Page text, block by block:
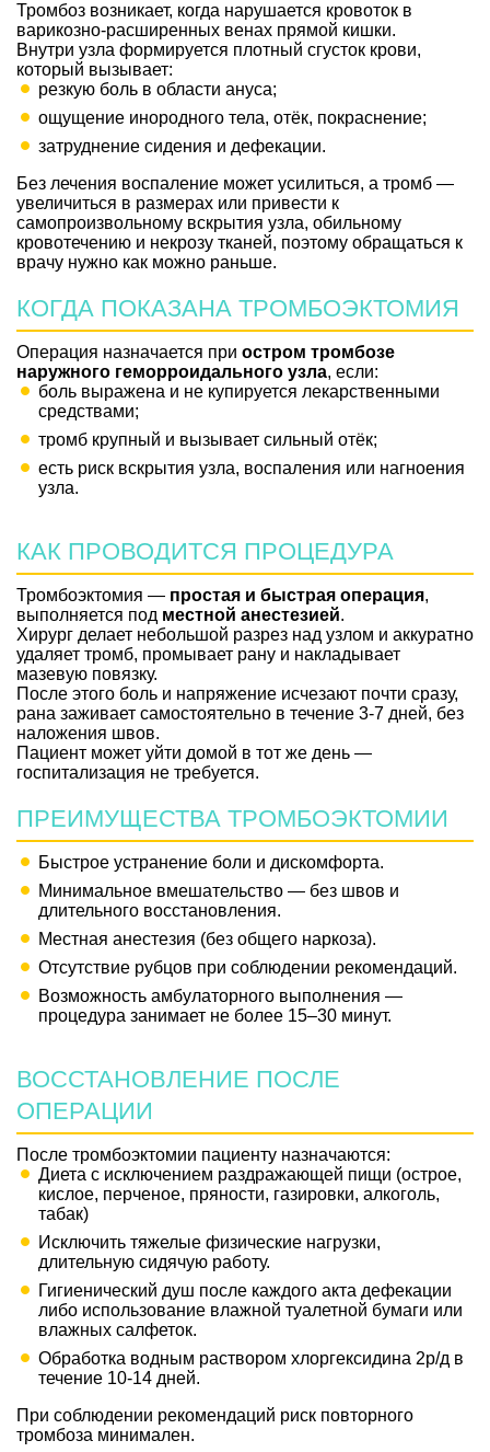
Тромбоз возникает, когда нарушается кровоток в
варикозно-расширенных венах прямой кишки.
Внутри узла формируется плотный сгусток крови,
который вызывает:
резкую боль в области ануса;
ощущение инородного тела, отёк, покраснение;
затруднение сидения и дефекации.
Без лечения воспаление может усилиться, а тромб —
увеличиться в размерах или привести к
самопроизвольному вскрытия узла, обильному
кровотечению и некрозу тканей, поэтому обращаться к
врачу нужно как можно раньше.
КОГДА ПОКАЗАНА ТРОМБОЭКТОМИЯ
Операция назначается при остром тромбозе
наружного геморроидального узла, если:
боль выражена и не купируется лекарственными
средствами;
тромб крупный и вызывает сильный отёк;
есть риск вскрытия узла, воспаления или нагноения
узла.
КАК ПРОВОДИТСЯ ПРОЦЕДУРА
Тромбоэктомия — простая и быстрая операция,
выполняется под местной анестезией.
Хирург делает небольшой разрез над узлом и аккуратно
удаляет тромб, промывает рану и накладывает
мазевую повязку.
После этого боль и напряжение исчезают почти сразу,
рана заживает самостоятельно в течение 3-7 дней, без
наложения швов.
Пациент может уйти домой в тот же день —
госпитализация не требуется.
ПРЕИМУЩЕСТВА ТРОМБОЭКТОМИИ
Быстрое устранение боли и дискомфорта.
Минимальное вмешательство — без швов и
длительного восстановления.
Местная анестезия (без общего наркоза).
Отсутствие рубцов при соблюдении рекомендаций.
Возможность амбулаторного выполнения —
процедура занимает не более 15–30 минут.
ВОССТАНОВЛЕНИЕ ПОСЛЕ
ОПЕРАЦИИ
После тромбоэктомии пациенту назначаются:
Диета с исключением раздражающей пищи (острое,
кислое, перченое, пряности, газировки, алкоголь,
табак)
Исключить тяжелые физические нагрузки,
длительную сидячую работу.
Гигиенический душ после каждого акта дефекации
либо использование влажной туалетной бумаги или
влажных салфеток.
Обработка водным раствором хлоргексидина 2р/д в
течение 10-14 дней.
При соблюдении рекомендаций риск повторного
тромбоза минимален.